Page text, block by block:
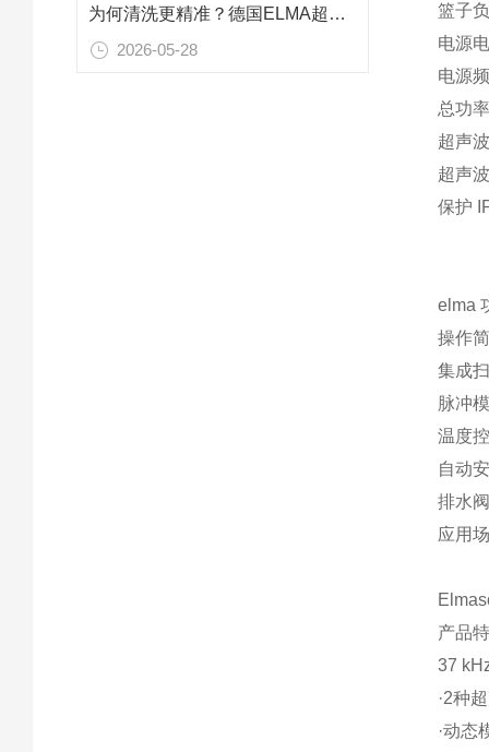
为何清洗更精准？德国ELMA超声波清洗机可控超声空化结构的动态调控
2026-05-28
篮子
电源
电源
总功
超声
超声
保护
elma
操作
集成
脉冲
温度
自动
排水
应用
产品
37
·2种
·动态